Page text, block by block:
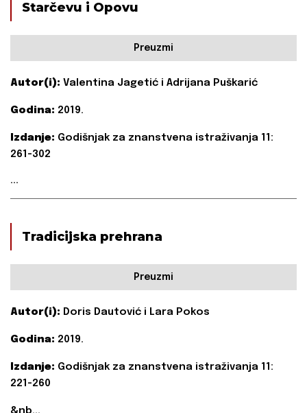
Starčevu i Opovu
Preuzmi
Autor(i): Valentina Jagetić i Adrijana Puškarić
Godina: 2019.
Izdanje: Godišnjak za znanstvena istraživanja 11:
261-302
...
Tradicijska prehrana
Preuzmi
Autor(i): Doris Dautović i Lara Pokos
Godina: 2019.
Izdanje: Godišnjak za znanstvena istraživanja 11:
221-260